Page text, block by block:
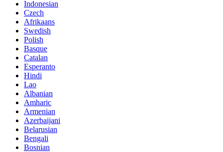
Indonesian
Czech
Afrikaans
Swedish
Polish
Basque
Catalan
Esperanto
Hindi
Lao
Albanian
Amharic
Armenian
Azerbaijani
Belarusian
Bengali
Bosnian